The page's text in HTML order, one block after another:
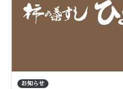
お知らせ